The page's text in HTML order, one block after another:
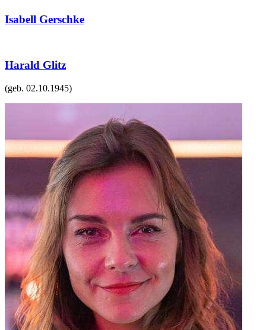
Isabell Gerschke
Harald Glitz
(geb. 02.10.1945)